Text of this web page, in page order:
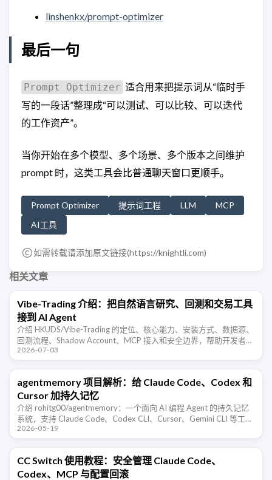
linshenkx/prompt-optimizer
最后一句
Prompt Optimizer 适合用来把提示词从“临时手
写的一段话”整理成“可以测试、可以比较、可以迭代
的工作资产”。
当你开始在多个模型、多个场景、多个版本之间维护
prompt 时，这类工具会比普通聊天窗口更顺手。
Prompt Optimizer 提示词工程 LLM
MCP
AI工具
如需转载请添加原文链接(https://knightli.com)
相关文章
Vibe-Trading 介绍：把自然语言研究、回测和交易工具
接到 AI Agent
介绍 HKUDS/Vibe-Trading 的定位、核心能力、安装方式、数据源、
回测流程、Shadow Account、MCP 接入和安全边界，帮助开发者判
断它适合哪些交易研究场景。
2026-07-03
agentmemory 项目解析：给 Claude Code、Codex 和
Cursor 加持久记忆
介绍 rohitg00/agentmemory：一个面向 AI 编程 Agent 的持久记忆
系统，支持 Claude Code、Codex CLI、Cursor、Gemini CLI 等工
具，通过 …
2026-05-19
CC Switch 使用教程：安全管理 Claude Code、
Codex、MCP 与配置回滚